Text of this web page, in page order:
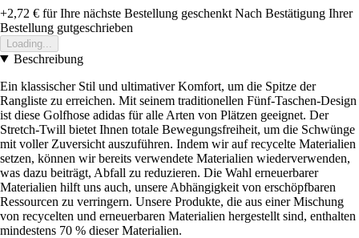
+2,72 € für Ihre nächste Bestellung geschenkt Nach Bestätigung Ihrer
Bestellung gutgeschrieben
Loading...
Beschreibung
Ein klassischer Stil und ultimativer Komfort, um die Spitze der
Rangliste zu erreichen. Mit seinem traditionellen Fünf-Taschen-Design
ist diese Golfhose adidas für alle Arten von Plätzen geeignet. Der
Stretch-Twill bietet Ihnen totale Bewegungsfreiheit, um die Schwünge
mit voller Zuversicht auszuführen. Indem wir auf recycelte Materialien
setzen, können wir bereits verwendete Materialien wiederverwenden,
was dazu beiträgt, Abfall zu reduzieren. Die Wahl erneuerbarer
Materialien hilft uns auch, unsere Abhängigkeit von erschöpfbaren
Ressourcen zu verringern. Unsere Produkte, die aus einer Mischung
von recycelten und erneuerbaren Materialien hergestellt sind, enthalten
mindestens 70 % dieser Materialien.